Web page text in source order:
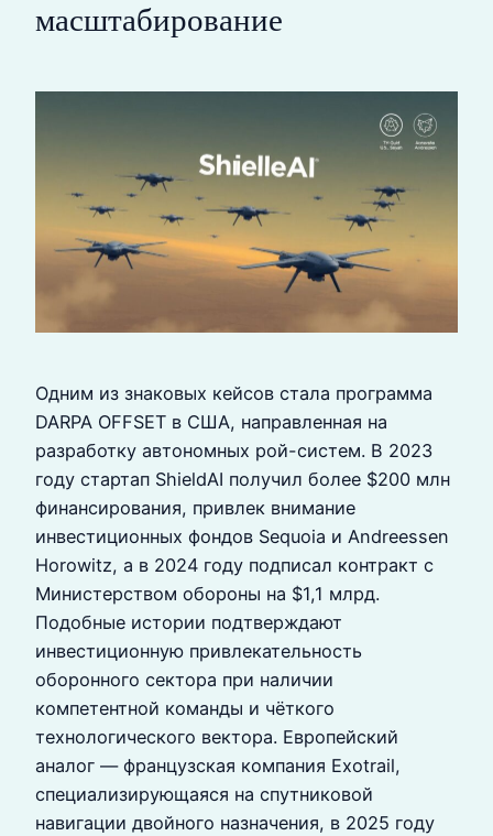
масштабирование
Одним из знаковых кейсов стала программа
DARPA OFFSET в США, направленная на
разработку автономных рой-систем. В 2023
году стартап ShieldAI получил более $200 млн
финансирования, привлек внимание
инвестиционных фондов Sequoia и Andreessen
Horowitz, а в 2024 году подписал контракт с
Министерством обороны на $1,1 млрд.
Подобные истории подтверждают
инвестиционную привлекательность
оборонного сектора при наличии
компетентной команды и чёткого
технологического вектора. Европейский
аналог — французская компания Exotrail,
специализирующаяся на спутниковой
навигации двойного назначения, в 2025 году